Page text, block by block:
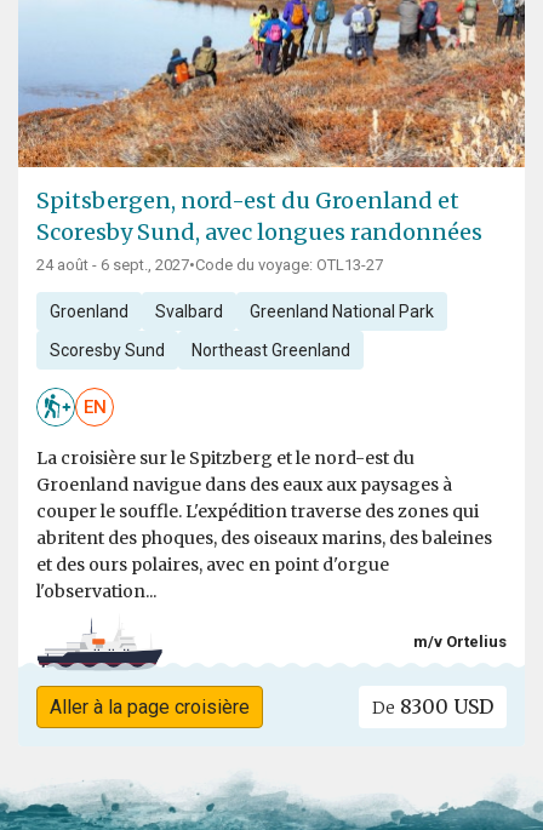
Spitsbergen, nord-est du Groenland et
Scoresby Sund, avec longues randonnées
24 août - 6 sept., 2027•Code du voyage: OTL13-27
Groenland Svalbard Greenland National Park
Scoresby Sund Northeast Greenland
EN
La croisière sur le Spitzberg et le nord-est du
Groenland navigue dans des eaux aux paysages à
couper le souffle. L'expédition traverse des zones qui
abritent des phoques, des oiseaux marins, des baleines
et des ours polaires, avec en point d'orgue
l'observation...
m/v Ortelius
Aller à la page croisière De 8300 USD